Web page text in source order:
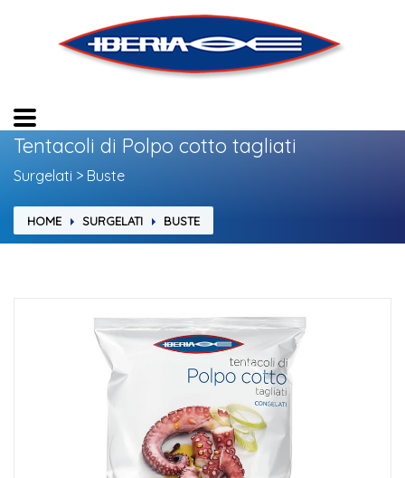
Tentacoli di Polpo cotto tagliati
Surgelati > Buste
HOME SURGELATI BUSTE